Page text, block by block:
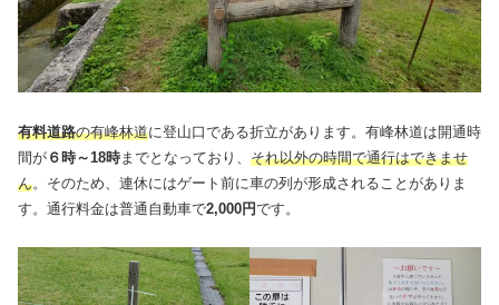
有料道路の有峰林道に登山口である折立があります。有峰林道は開通時
間が ６時～18時 までとなっており、 それ以外の時間で通行はできませ
ん。そのため、連休にはゲート前に車の列が形成されることがありま
す。通行料金は普通自動車で2,000円です。